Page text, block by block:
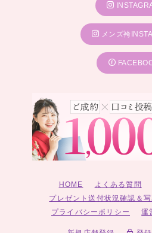
メンズ袴
HOME よくある質問
プレゼント送付状況確認＆
プライバシーポリシー
運